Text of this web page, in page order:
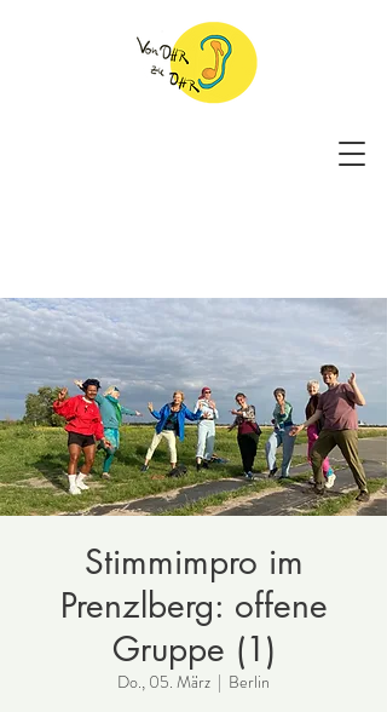
Stimmimpro im
Prenzlberg: offene
Gruppe (1)
Do., 05. März
  |
Berlin